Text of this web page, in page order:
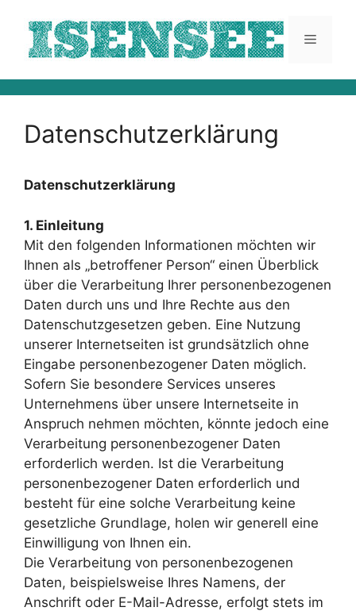
Inhalt
springen
Menü
Datenschutzerklärung
Datenschutzerklärung
1. Einleitung
Mit den folgenden Informationen möchten wir
Ihnen als „betroffener Person“ einen Überblick
über die Verarbeitung Ihrer personenbezogenen
Daten durch uns und Ihre Rechte aus den
Datenschutzgesetzen geben. Eine Nutzung
unserer Internetseiten ist grundsätzlich ohne
Eingabe personenbezogener Daten möglich.
Sofern Sie besondere Services unseres
Unternehmens über unsere Internetseite in
Anspruch nehmen möchten, könnte jedoch eine
Verarbeitung personenbezogener Daten
erforderlich werden. Ist die Verarbeitung
personenbezogener Daten erforderlich und
besteht für eine solche Verarbeitung keine
gesetzliche Grundlage, holen wir generell eine
Einwilligung von Ihnen ein.
Die Verarbeitung von personenbezogenen
Daten, beispielsweise Ihres Namens, der
Anschrift oder E-Mail-Adresse, erfolgt stets im